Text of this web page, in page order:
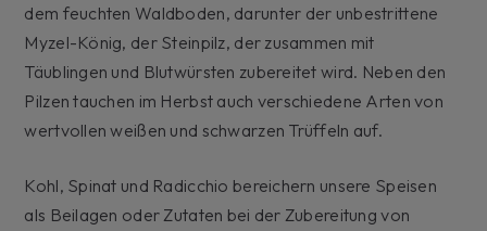
dem feuchten Waldboden, darunter der unbestrittene
Myzel-König, der Steinpilz, der zusammen mit
Täublingen und Blutwürsten zubereitet wird. Neben den
Pilzen tauchen im Herbst auch verschiedene Arten von
wertvollen weißen und schwarzen Trüffeln auf.
Kohl, Spinat und Radicchio bereichern unsere Speisen
als Beilagen oder Zutaten bei der Zubereitung von